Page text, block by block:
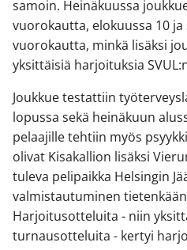
samoin. Heinäkuussa
vuorokautta, elokuussa 10 ja
vuorokautta, minkä lisäksi
yksittäisiä harjoituksia
Joukkue testattiin
lopussa sekä heinäkuun
pelaajille tehtiin myös
olivat Kisakallion lisäksi
tuleva pelipaikka Helsingin
valmistautuminen
Harjoitusotteluita - niin
turnausotteluita - kertyi